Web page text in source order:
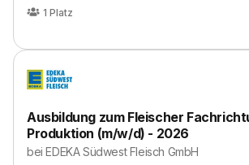
1 Platz
Ausbildung zum Fleischer
Produktion (m/w/d) - 2026
beiEDEKA Südwest Fleisch GmbH